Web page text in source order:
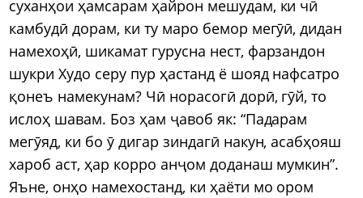
суханҳои ҳамсарам ҳайрон мешудам, ки чӣ
камбудӣ дорам, ки ту маро бемор мегӯӣ, дидан
намехоҳӣ, шикамат гурусна нест, фарзандон
шукри Худо серу пур ҳастанд ё шояд нафсатро
қонеъ намекунам? Чӣ норасогӣ дорӣ, гӯй, то
ислоҳ шавам. Боз ҳам ҷавоб як: “Падарам
мегӯяд, ки бо ӯ дигар зиндагӣ накун, асабҳояш
хароб аст, ҳар корро анҷом доданаш мумкин”.
Яъне, онҳо намехостанд, ки ҳаёти мо ором